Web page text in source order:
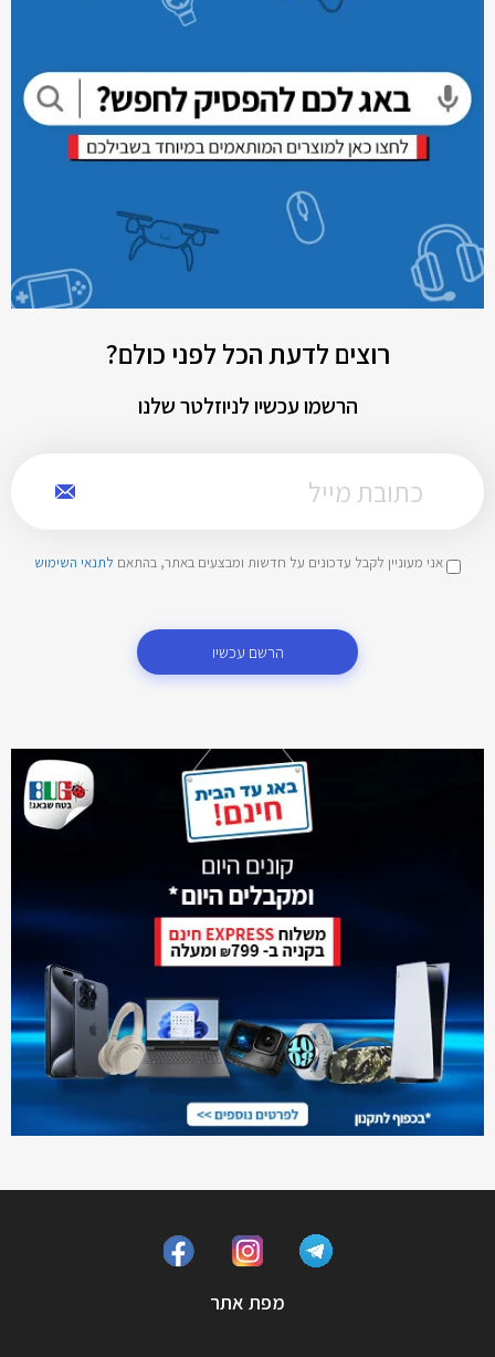
רוצים לדעת הכל לפני כולם?
הרשמו עכשיו לניוזלטר שלנו
אני מעוניין לקבל עדכונים על חדשות ומבצעים באתר, בהתאם לתנאי השימוש
הרשם עכשיו
מפת אתר